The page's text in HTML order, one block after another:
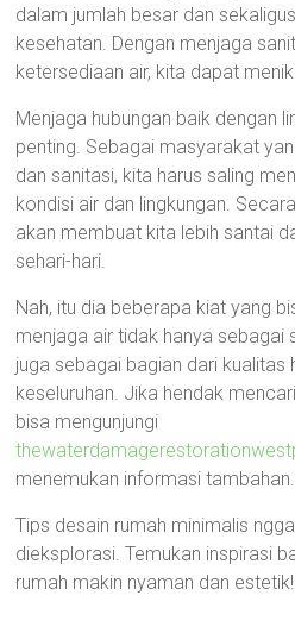
dalam jumlah besar dan
kesehatan. Dengan menjaga
ketersediaan air, kita dapat
Menjaga hubungan baik dengan
penting. Sebagai masyarakat
dan sanitasi, kita harus saling
kondisi air dan lingkungan.
akan membuat kita lebih santai
sehari-hari.
Nah, itu dia beberapa kiat yang
menjaga air tidak hanya sebagai
juga sebagai bagian dari kualitas
keseluruhan. Jika hendak
bisa mengunjungi
menemukan informasi tambahan.
Tips desain rumah minimalis
dieksplorasi. Temukan inspirasi
rumah makin nyaman dan estetik!